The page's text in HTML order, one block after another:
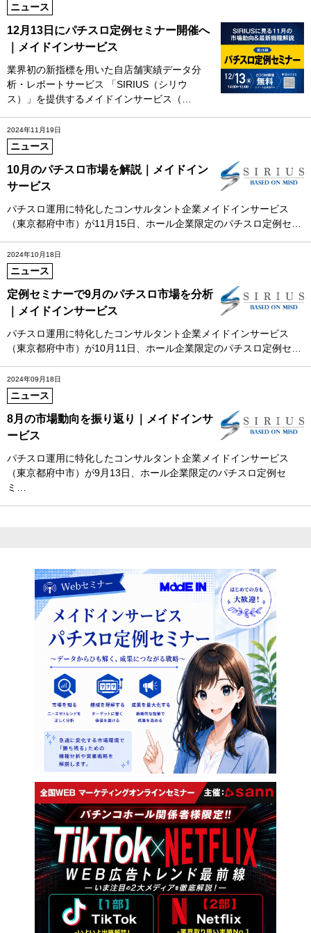
ニュース
12月13日にパチスロ定例セミナー開催へ
｜メイドインサービス
業界初の新指標を用いた自店舗実績データ分
析・レポートサービス 「SIRIUS（シリウ
ス）」を提供するメイドインサービス（…
2024年11月19日
ニュース
10月のパチスロ市場を解説｜メイドイン
サービス
パチスロ運用に特化したコンサルタント企業メイドインサービス
（東京都府中市）が11月15日、ホール企業限定のパチスロ定例セ…
2024年10月18日
ニュース
定例セミナーで9月のパチスロ市場を分析
｜メイドインサービス
パチスロ運用に特化したコンサルタント企業メイドインサービス
（東京都府中市）が10月11日、ホール企業限定のパチスロ定例セ…
2024年09月18日
ニュース
8月の市場動向を振り返り｜メイドインサ
ービス
パチスロ運用に特化したコンサルタント企業メイドインサービス
（東京都府中市）が9月13日、ホール企業限定のパチスロ定例セ
ミ…